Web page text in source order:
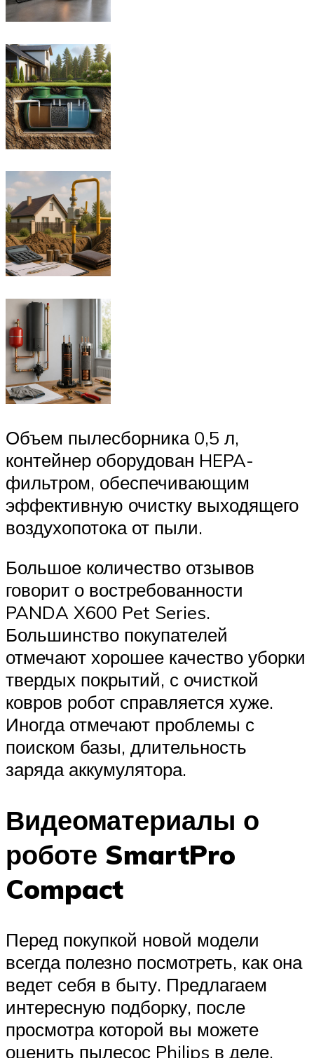
Объем пылесборника 0,5 л,
контейнер оборудован HEPA-
фильтром, обеспечивающим
эффективную очистку выходящего
воздухопотока от пыли.
Большое количество отзывов
говорит о востребованности
PANDA X600 Pet Series.
Большинство покупателей
отмечают хорошее качество уборки
твердых покрытий, с очисткой
ковров робот справляется хуже.
Иногда отмечают проблемы с
поиском базы, длительность
заряда аккумулятора.
Видеоматериалы о
роботе SmartPro
Compact
Перед покупкой новой модели
всегда полезно посмотреть, как она
ведет себя в быту. Предлагаем
интересную подборку, после
просмотра которой вы можете
оценить пылесос Philips в деле.